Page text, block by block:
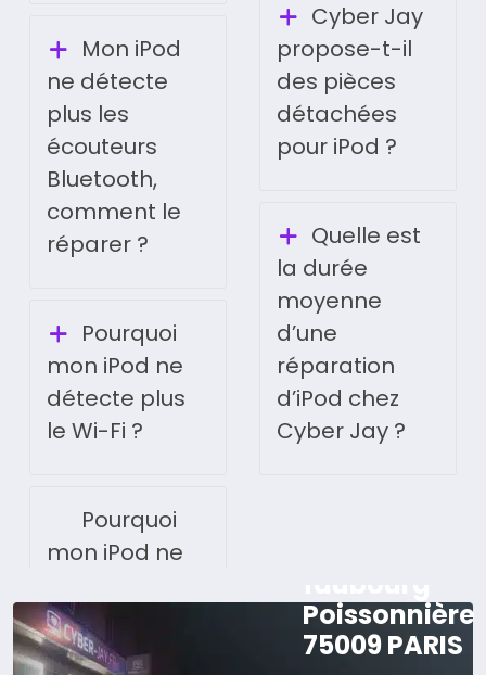
Mon iPod
ne détecte
plus les
écouteurs
Bluetooth,
comment le
réparer ?
Pourquoi
mon iPod ne
détecte plus
le Wi-Fi ?
Pourquoi
mon iPod ne
Cyber Jay
propose-t-il
des pièces
détachées
pour iPod ?
Quelle est
la durée
moyenne
d’une
réparation
d’iPod chez
Cyber Jay ?
Poissonnière
75009 PARIS